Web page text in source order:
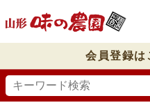
会員登録は